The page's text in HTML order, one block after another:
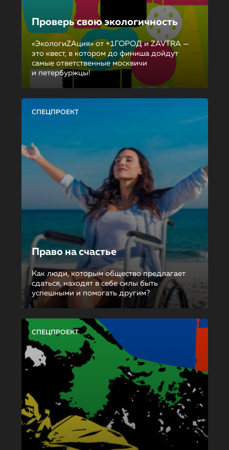
Проверь свою экологичность
«ЭкологиZAция» от +1ГОРОД и ZAVTRA —
это квест, в котором до финиша дойдут
самые ответственные москвичи
и петербуржцы!
СПЕЦПРОЕКТ
Право на счастье
Как люди, которым общество предлагает
сдаться, находят в себе силы быть
успешными и помогать другим?
СПЕЦПРОЕКТ